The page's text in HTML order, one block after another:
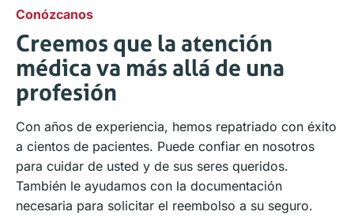
Conózcanos
Creemos que la atención
médica va más allá de una
profesión
Con años de experiencia, hemos repatriado con éxito
a cientos de pacientes. Puede confiar en nosotros
para cuidar de usted y de sus seres queridos.
También le ayudamos con la documentación
necesaria para solicitar el reembolso a su seguro.